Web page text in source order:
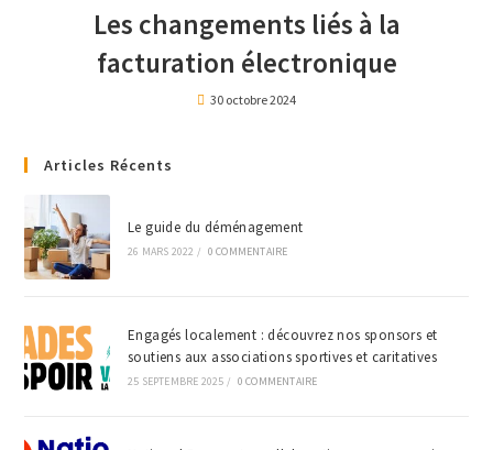
Les changements liés à la
facturation électronique
30 octobre 2024
Articles Récents
Le guide du déménagement
26 MARS 2022 / 0 COMMENTAIRE
Engagés localement : découvrez nos sponsors et
soutiens aux associations sportives et caritatives
25 SEPTEMBRE 2025 / 0 COMMENTAIRE